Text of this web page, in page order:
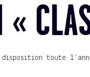
«
disposition toute